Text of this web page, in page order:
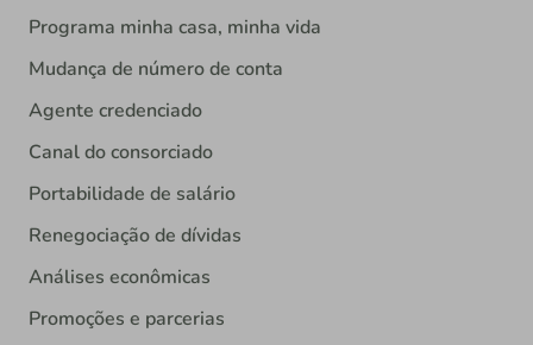
Programa minha casa, minha vida
Mudança de número de conta
Agente credenciado
Canal do consorciado
Portabilidade de salário
Renegociação de dívidas
Análises econômicas
Promoções e parcerias